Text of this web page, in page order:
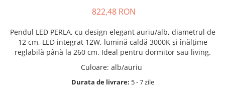
822,48 RON
Pendul LED PERLA, cu design elegant auriu/alb, diametrul de
12 cm, LED integrat 12W, lumină caldă 3000K și înălțime
reglabilă până la 260 cm. Ideal pentru dormitor sau living.
Culoare: alb/auriu
Durata de livrare: 5 - 7 zile